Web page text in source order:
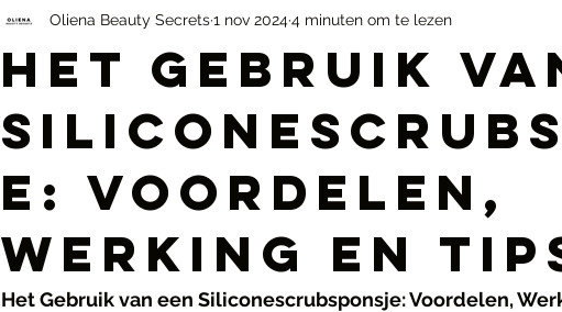
Het Gebruik
e: Voordelen,
Werking en
Oliena Beauty Secrets1 nov 20244 minuten om te lezen
Het Gebruik van een Siliconescrubsponsje: Voordelen,